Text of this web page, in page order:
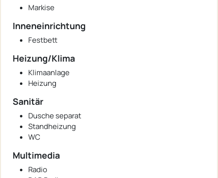
Markise
Inneneinrichtung
Festbett
Heizung/Klima
Klimaanlage
Heizung
Sanitär
Dusche separat
Standheizung
WC
Multimedia
Radio